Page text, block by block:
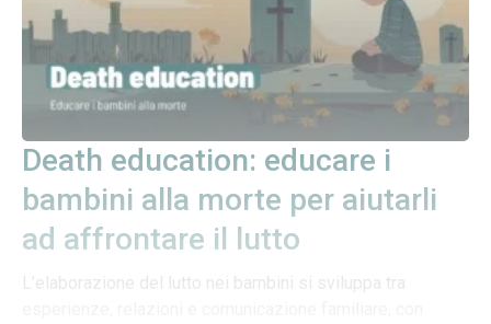
Death education: educare i
bambini alla morte per aiutarli
ad affrontare il lutto
L’elaborazione del lutto nei bambini si sviluppa tra